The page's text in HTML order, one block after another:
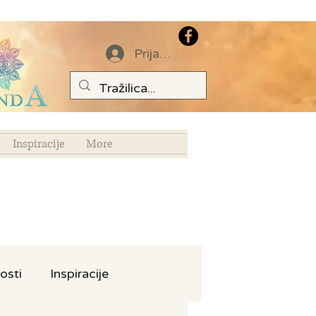
Prijava
Inspiracije More
Inspiracije